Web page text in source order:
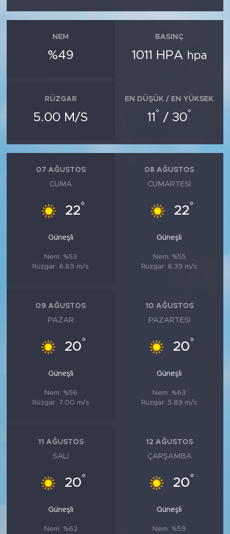
NEM
%49
BASINÇ
1011 HPA hpa
RÜZGAR
5.00 M/S
EN DÜŞÜK / EN YÜKSEK
11 ° / 30°
07 AĞUSTOS
CUMA
22°
Güneşli
Nem: %53
Rüzgar: 6.89 m/s
08 AĞUSTOS
CUMARTESI
22°
Güneşli
Nem: %55
Rüzgar: 6.39 m/s
09 AĞUSTOS
PAZAR
20°
Güneşli
Nem: %56
Rüzgar: 7.00 m/s
10 AĞUSTOS
PAZARTESI
20°
Güneşli
Nem: %63
Rüzgar: 5.89 m/s
11 AĞUSTOS
SALI
20°
Güneşli
Nem: %62
12 AĞUSTOS
ÇARŞAMBA
20°
Güneşli
Nem: %59